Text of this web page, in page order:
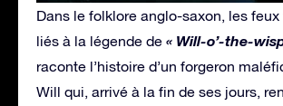
Dans le folklore anglo-saxon, les
liés à la légende de « Will-o’-the-
raconte l’histoire d’un forgeron
Will qui, arrivé à la fin de ses jours,